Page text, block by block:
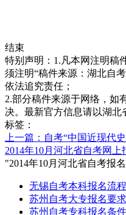
结束
特别声明：1.凡本网注明稿
须注明“稿件来源：湖北自
依法追究责任；
2.部分稿件来源于网络，如
决。最新官方信息请以湖北
标签：
上一篇：自考“中国近现代
2014年10月河北省自考网上
"2014年10月河北省自考报
无锡自考本科报名流
苏州自考大专报名要
苏州自考专科报名条